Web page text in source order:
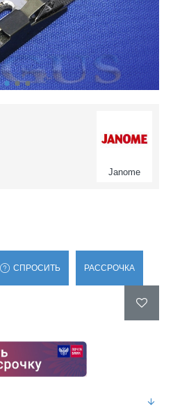
Janome
СПРОСИТЬ РАССРОЧКА